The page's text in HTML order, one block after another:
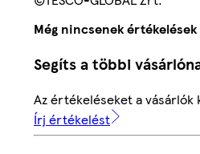
Még nincsenek értékelések
Segíts a többi
Az értékeléseket a vásárlók
Írj értékelést